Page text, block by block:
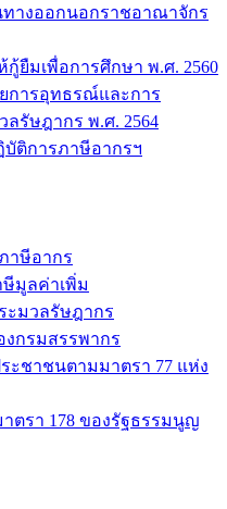
างออกนอกราชอาณาจักร
ยืมเพื่อการศึกษา พ.ศ. 2560
การอุทธรณ์และการ
รัษฎากร พ.ศ. 2564
ติการภาษีอากรฯ
าษีอากร
มูลค่าเพิ่ม
ะมวลรัษฎากร
กรมสรรพากร
ะชาชนตามมาตรา 77 แห่ง
ตรา 178 ของรัฐธรรมนูญ